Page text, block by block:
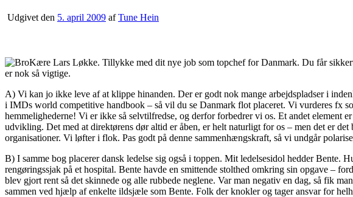
Udgivet den 5. april 2009 af Tune Hein
Kære Lars Løkke. Tillykke med dit nye job som topchef for Danmark. Du får
er nok så vigtige.
A) Vi kan jo ikke leve af at klippe hinanden. Der er godt nok mange arbejdspladser i
i IMDs world competitive handbook – så vil du se Danmark flot placeret. Vi vurderes fx
hemmelighederne! Vi er ikke så selvtilfredse, og derfor forbedrer vi os. Et andet element
udvikling. Det med at direktørens dør altid er åben, er helt naturligt for os – men det er
organisationer. Vi løfter i flok. Pas godt på denne sammenhængskraft, så vi undgår
B) I samme bog placerer dansk ledelse sig også i toppen. Mit ledelsesidol hedder
rengøringssjak på et hospital. Bente havde en smittende stolthed omkring sin opgave –
blev gjort rent så det skinnede og alle rubbede neglene. Var man negativ en dag, så fik
sammen ved hjælp af enkelte ildsjæle som Bente. Folk der knokler og tager ansvar for